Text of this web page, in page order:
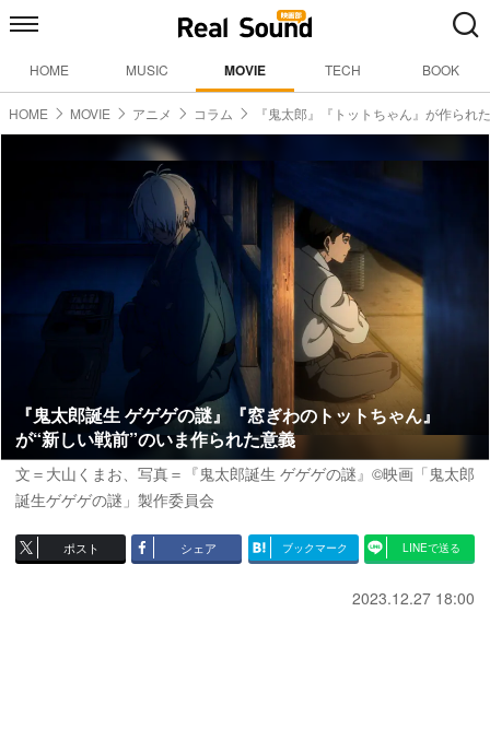
HOME MUSIC MOVIE TECH BOOK
HOME MOVIE アニメ コラム 『鬼太郎』『トットちゃん』が作られ
『鬼太郎誕生 ゲゲゲの謎』『窓ぎわのトットちゃん』
が“新しい戦前”のいま作られた意義
文＝大山くまお、写真＝『鬼太郎誕生 ゲゲゲの謎』©︎映画「鬼太郎
誕生ゲゲゲの謎」製作委員会
ポスト シェア ブックマーク LINEで送る
2023.12.27 18:00